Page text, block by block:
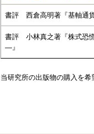
書評 西倉高明著『基軸通
書評 小林真之著『株式恐
―』
当研究所の出版物の購入を